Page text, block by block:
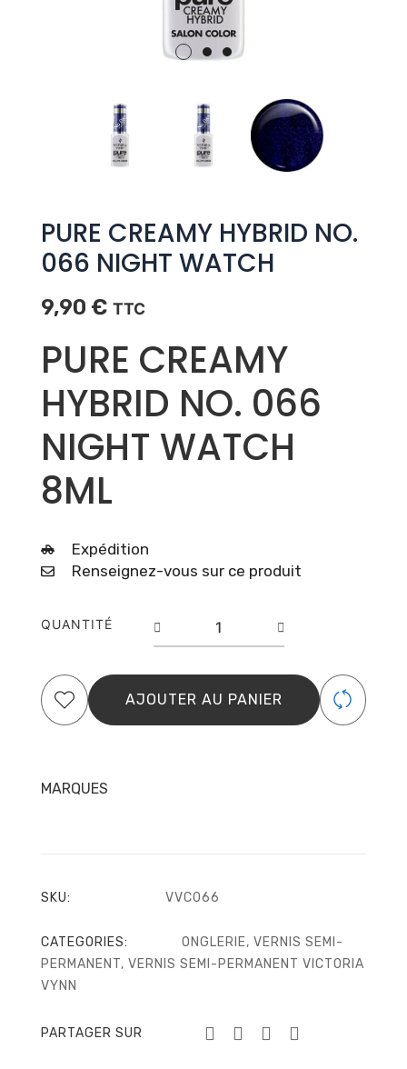
PURE CREAMY HYBRID NO.
066 NIGHT WATCH
9,90 € TTC
PURE CREAMY
HYBRID NO. 066
NIGHT WATCH
8ML
Expédition
Renseignez-vous sur ce produit
QUANTITÉ
CREAMY
NO.
066
AJOUTER AU PANIER
MARQUES
SKU: VVC066
CATEGORIES: ONGLERIE, VERNIS SEMI-
PERMANENT, VERNIS SEMI-PERMANENT VICTORIA
VYNN
PARTAGER SUR